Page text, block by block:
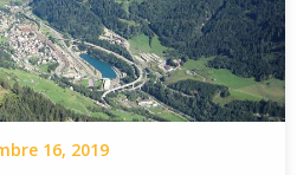
16, 2019